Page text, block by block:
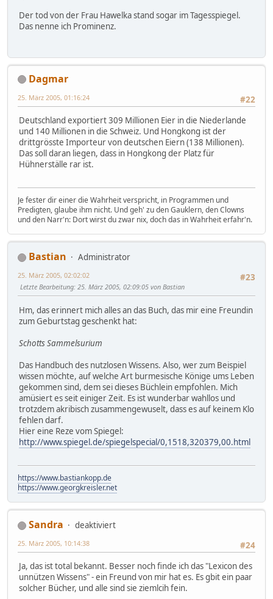
Der tod von der Frau Hawelka stand sogar im Tagesspiegel.
Das nenne ich Prominenz.
Dagmar
#22
25. März 2005, 01:16:24
Deutschland exportiert 309 Millionen Eier in die Niederlande
und 140 Millionen in die Schweiz. Und Hongkong ist der
drittgrösste Importeur von deutschen Eiern (138 Millionen).
Das soll daran liegen, dass in Hongkong der Platz für
Hühnerställe rar ist.
Je fester dir einer die Wahrheit verspricht, in Programmen und
Predigten, glaube ihm nicht. Und geh' zu den Gauklern, den Clowns
und den Narr'n: Dort wirst du zwar nix, doch das in Wahrheit erfahr'n.
Bastian
Administrator
#23
25. März 2005, 02:02:02
Letzte Bearbeitung: 25. März 2005, 02:09:05 von Bastian
Hm, das erinnert mich alles an das Buch, das mir eine Freundin
zum Geburtstag geschenkt hat:
Schotts Sammelsurium
Das Handbuch des nutzlosen Wissens. Also, wer zum Beispiel
wissen möchte, auf welche Art burmesische Könige ums Leben
gekommen sind, dem sei dieses Büchlein empfohlen. Mich
amüsiert es seit einiger Zeit. Es ist wunderbar wahllos und
trotzdem akribisch zusammengewuselt, dass es auf keinem Klo
fehlen darf.
Hier eine Reze vom Spiegel:
http://www.spiegel.de/spiegelspecial/0,1518,320379,00.html
https://www.bastiankopp.de
https://www.georgkreisler.net
Sandra
deaktiviert
#24
25. März 2005, 10:14:38
Ja, das ist total bekannt. Besser noch finde ich das "Lexicon des
unnützen Wissens" - ein Freund von mir hat es. Es gbit ein paar
solcher Bücher, und alle sind sie ziemlcih fein.